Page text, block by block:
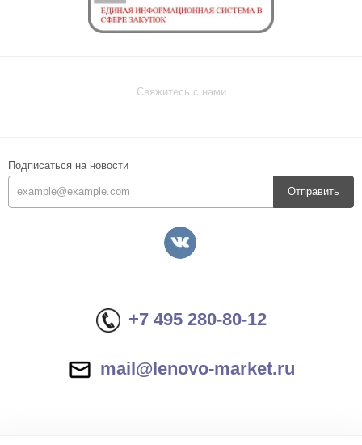
Свяжитесь с нами
Подписаться на новости
Отправить
+7 495 280-80-12
mail@lenovo-market.ru